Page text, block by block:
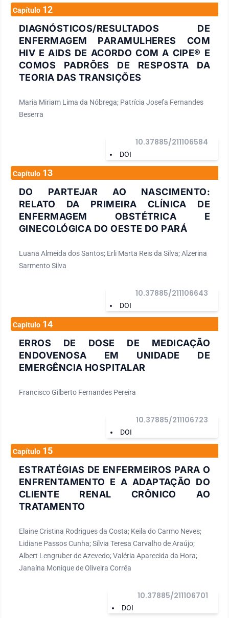
Capítulo 12
DIAGNÓSTICOS/RESULTADOS DE
ENFERMAGEM PARAMULHERES COM
HIV E AIDS DE ACORDO COM A CIPE® E
COMOS PADRÕES DE RESPOSTA DA
TEORIA DAS TRANSIÇÕES
Maria Miriam Lima da Nóbrega; Patrícia Josefa Fernandes
Beserra
DOI
10.37885/211106584
Capítulo 13
DO PARTEJAR AO NASCIMENTO:
RELATO DA PRIMEIRA CLÍNICA DE
ENFERMAGEM OBSTÉTRICA E
GINECOLÓGICA DO OESTE DO PARÁ
Luana Almeida dos Santos; Erli Marta Reis da Silva; Alzerina
Sarmento Silva
DOI
10.37885/211106643
Capítulo 14
ERROS DE DOSE DE MEDICAÇÃO
ENDOVENOSA EM UNIDADE DE
EMERGÊNCIA HOSPITALAR
Francisco Gilberto Fernandes Pereira
DOI
10.37885/211106723
Capítulo 15
ESTRATÉGIAS DE ENFERMEIROS PARA O
ENFRENTAMENTO E A ADAPTAÇÃO DO
CLIENTE RENAL CRÔNICO AO
TRATAMENTO
Elaine Cristina Rodrigues da Costa; Keila do Carmo Neves;
Lidiane Passos Cunha; Sílvia Teresa Carvalho de Araújo;
Albert Lengruber de Azevedo; Valéria Aparecida da Hora;
Janaína Monique de Oliveira Corrêa
DOI
10.37885/211106701